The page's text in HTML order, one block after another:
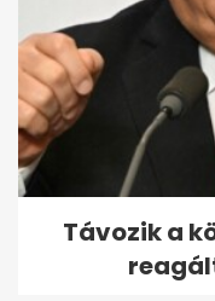
RTL:
Távozik a